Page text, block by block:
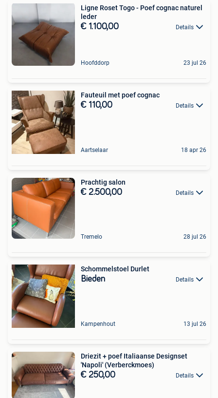
Ligne Roset Togo - Poef cognac naturel
leder
€ 1.100,00 Details
Hoofddorp 23 jul 26
Fauteuil met poef cognac
€ 110,00 Details
Aartselaar 18 apr 26
Prachtig salon
€ 2.500,00 Details
Tremelo 28 jul 26
Schommelstoel Durlet
Bieden Details
Kampenhout 13 jul 26
Driezit + poef Italiaanse Designset
'Napoli' (Verberckmoes)
€ 250,00 Details